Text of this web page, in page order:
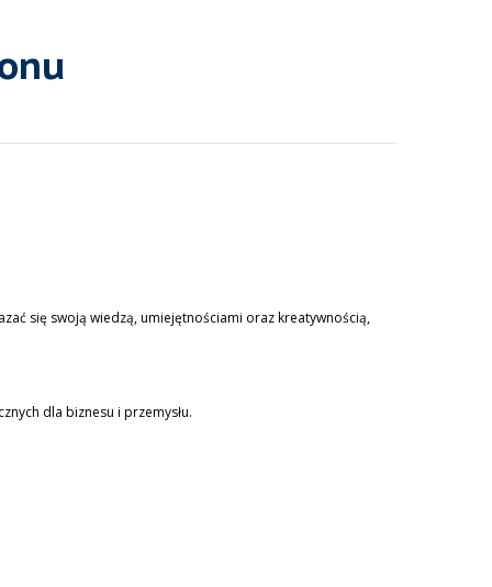
się swoją wiedzą, umiejętnościami oraz kreatywnością,
dla biznesu i przemysłu.